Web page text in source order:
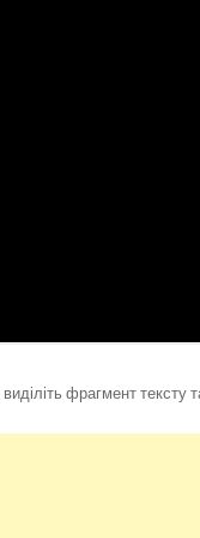
фрагмент тексту